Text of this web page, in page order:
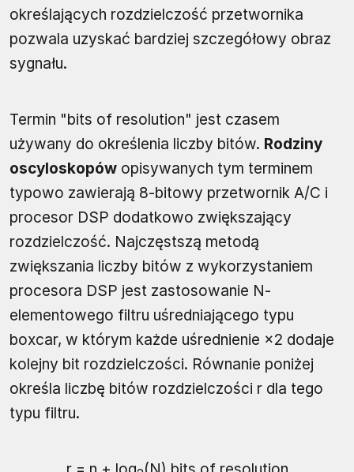
określających rozdzielczość przetwornika
pozwala uzyskać bardziej szczegółowy obraz
sygnału.
Termin "bits of resolution" jest czasem
używany do określenia liczby bitów. Rodziny
oscyloskopów opisywanych tym terminem
typowo zawierają 8-bitowy przetwornik A/C i
procesor DSP dodatkowo zwiększający
rozdzielczość. Najczęstszą metodą
zwiększania liczby bitów z wykorzystaniem
procesora DSP jest zastosowanie N-
elementowego filtru uśredniającego typu
boxcar, w którym każde uśrednienie ×2 dodaje
kolejny bit rozdzielczości. Równanie poniżej
określa liczbę bitów rozdzielczości r dla tego
typu filtru.